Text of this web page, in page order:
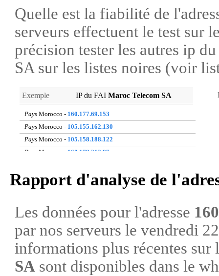
Quelle est la fiabilité de
serveurs effectuent le test sur
précision tester les autres ip
SA sur les listes noires (voir
Exemple IP du FAI Maroc Telecom SA
Pays Morocco - 160.177.69.153
Pays Morocco - 105.155.162.130
Pays Morocco - 105.158.188.122
Pays Morocco - 160.179.212.87
PaysMorocco -160.177.53.86
Pays
Morocco -
Pays
Morocco -105.159.125.241
Pays Morocco -41.142.221.75
Rapport d'analyse de
Les données pour l'adresse
par nos serveurs le vendredi
informations plus récentes
SA sont disponibles dans le